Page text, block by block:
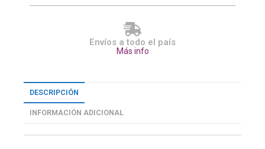
Envíos a todo el país
Más info
DESCRIPCIÓN
INFORMACIÓN ADICIONAL